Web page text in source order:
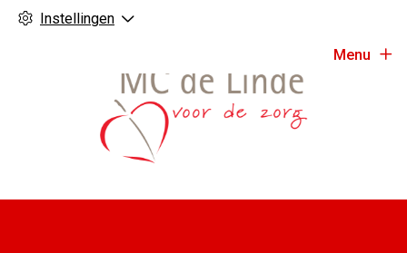
Instellingen
Menu